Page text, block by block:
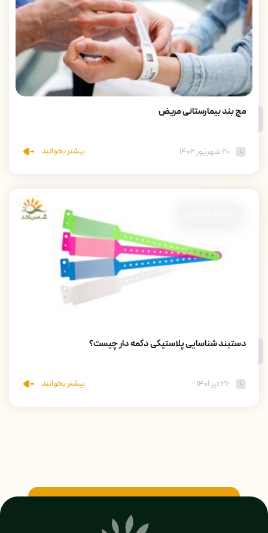
مچ بند بیمارستانی مریض
۲۰ شهریور ۱۴۰۲ بیشتر بخوانید
دستبند شناسایی پلاستیکی دکمه دار چیست؟
۲۶ تیر ۱۴۰۱ بیشتر بخوانید